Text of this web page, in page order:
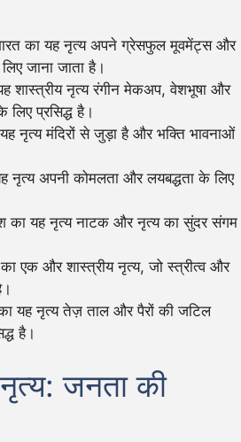
का यह नृत्य अपने ग्रेसफुल मूवमेंट्स और
जाना जाता है।
शास्त्रीय नृत्य रंगीन मेकअप, वेशभूषा और
लिए प्रसिद्ध है।
नृत्य मंदिरों से जुड़ा है और भक्ति भावनाओं
नृत्य अपनी कोमलता और लयबद्धता के लिए
का यह नृत्य नाटक और नृत्य का सुंदर संगम
एक और शास्त्रीय नृत्य, जो स्त्रीत्व और
यह नृत्य तेज़ ताल और पैरों की जटिल
है।
जनता की